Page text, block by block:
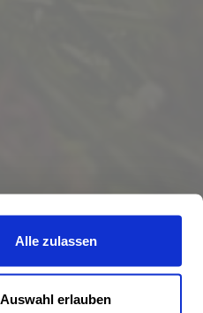
Alle zulassen
Auswahl erlauben